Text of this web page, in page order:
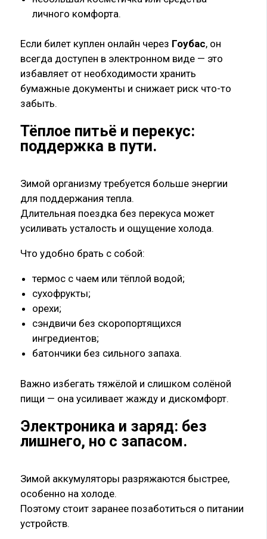
личного комфорта.
Если билет куплен онлайн через Гоубас, он
всегда доступен в электронном виде — это
избавляет от необходимости хранить
бумажные документы и снижает риск что-то
забыть.
Тёплое питьё и перекус:
поддержка в пути.
Зимой организму требуется больше энергии
для поддержания тепла.
Длительная поездка без перекуса может
усиливать усталость и ощущение холода.
Что удобно брать с собой:
термос с чаем или тёплой водой;
сухофрукты;
орехи;
сэндвичи без скоропортящихся
ингредиентов;
батончики без сильного запаха.
Важно избегать тяжёлой и слишком солёной
пищи — она усиливает жажду и дискомфорт.
Электроника и заряд: без
лишнего, но с запасом.
Зимой аккумуляторы разряжаются быстрее,
особенно на холоде.
Поэтому стоит заранее позаботиться о питании
устройств.